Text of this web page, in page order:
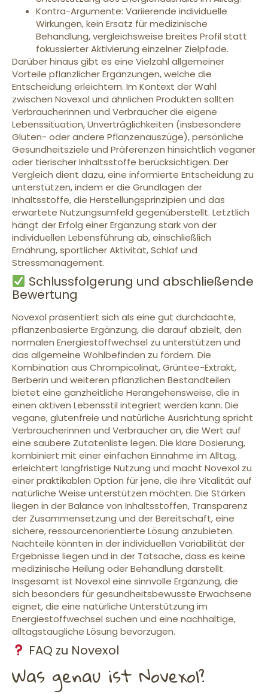
Kontra-Argumente: Variierende individuelle
Wirkungen, kein Ersatz für medizinische
Behandlung, vergleichsweise breites Profil statt
fokussierter Aktivierung einzelner Zielpfade.
Darüber hinaus gibt es eine Vielzahl allgemeiner
Vorteile pflanzlicher Ergänzungen, welche die
Entscheidung erleichtern. Im Kontext der Wahl
zwischen Novexol und ähnlichen Produkten sollten
Verbraucherinnen und Verbraucher die eigene
Lebenssituation, Unverträglichkeiten (insbesondere
Gluten- oder andere Pflanzenauszüge), persönliche
Gesundheitsziele und Präferenzen hinsichtlich veganer
oder tierischer Inhaltsstoffe berücksichtigen. Der
Vergleich dient dazu, eine informierte Entscheidung zu
unterstützen, indem er die Grundlagen der
Inhaltsstoffe, die Herstellungsprinzipien und das
erwartete Nutzungsumfeld gegenüberstellt. Letztlich
hängt der Erfolg einer Ergänzung stark von der
individuellen Lebensführung ab, einschließlich
Ernährung, sportlicher Aktivität, Schlaf und
Stressmanagement.
Schlussfolgerung und abschließende
Bewertung
Novexol präsentiert sich als eine gut durchdachte,
pflanzenbasierte Ergänzung, die darauf abzielt, den
normalen Energiestoffwechsel zu unterstützen und
das allgemeine Wohlbefinden zu fördern. Die
Kombination aus Chrompicolinat, Grüntee-Extrakt,
Berberin und weiteren pflanzlichen Bestandteilen
bietet eine ganzheitliche Herangehensweise, die in
einen aktiven Lebensstil integriert werden kann. Die
vegane, glutenfreie und natürliche Ausrichtung spricht
Verbraucherinnen und Verbraucher an, die Wert auf
eine saubere Zutatenliste legen. Die klare Dosierung,
kombiniert mit einer einfachen Einnahme im Alltag,
erleichtert langfristige Nutzung und macht Novexol zu
einer praktikablen Option für jene, die ihre Vitalität auf
natürliche Weise unterstützen möchten. Die Stärken
liegen in der Balance von Inhaltsstoffen, Transparenz
der Zusammensetzung und der Bereitschaft, eine
sichere, ressourcenorientierte Lösung anzubieten.
Nachteile könnten in der individuellen Variabilität der
Ergebnisse liegen und in der Tatsache, dass es keine
medizinische Heilung oder Behandlung darstellt.
Insgesamt ist Novexol eine sinnvolle Ergänzung, die
sich besonders für gesundheitsbewusste Erwachsene
eignet, die eine natürliche Unterstützung im
Energiestoffwechsel suchen und eine nachhaltige,
alltagstaugliche Lösung bevorzugen.
FAQ zu Novexol
Was genau ist Novexol?